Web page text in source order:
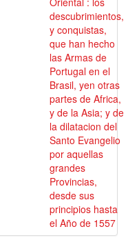
descubrimientos,
y conquistas,
que han hecho
las Armas de
Portugal en el
Brasil, yen otras
partes de Africa,
y de la Asia; y de
la dilatacion del
Santo Evangelio
por aquellas
grandes
Provincias,
desde sus
principios hasta
el Año de 1557